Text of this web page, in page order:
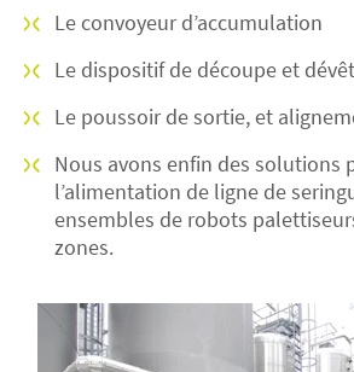
Le convoyeur d’accumulation
Le dispositif de découpe et
Le poussoir de sortie, et
Nous avons enfin des solutions
l’alimentation de ligne de
ensembles de robots
zones.